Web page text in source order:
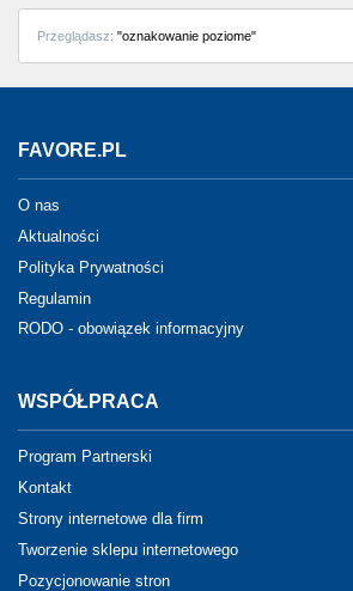
Przeglądasz: "oznakowanie poziome"
FAVORE.PL
O nas
Aktualności
Polityka Prywatności
Regulamin
RODO - obowiązek informacyjny
WSPÓŁPRACA
Program Partnerski
Kontakt
Strony internetowe dla firm
Tworzenie sklepu internetowego
Pozycjonowanie stron